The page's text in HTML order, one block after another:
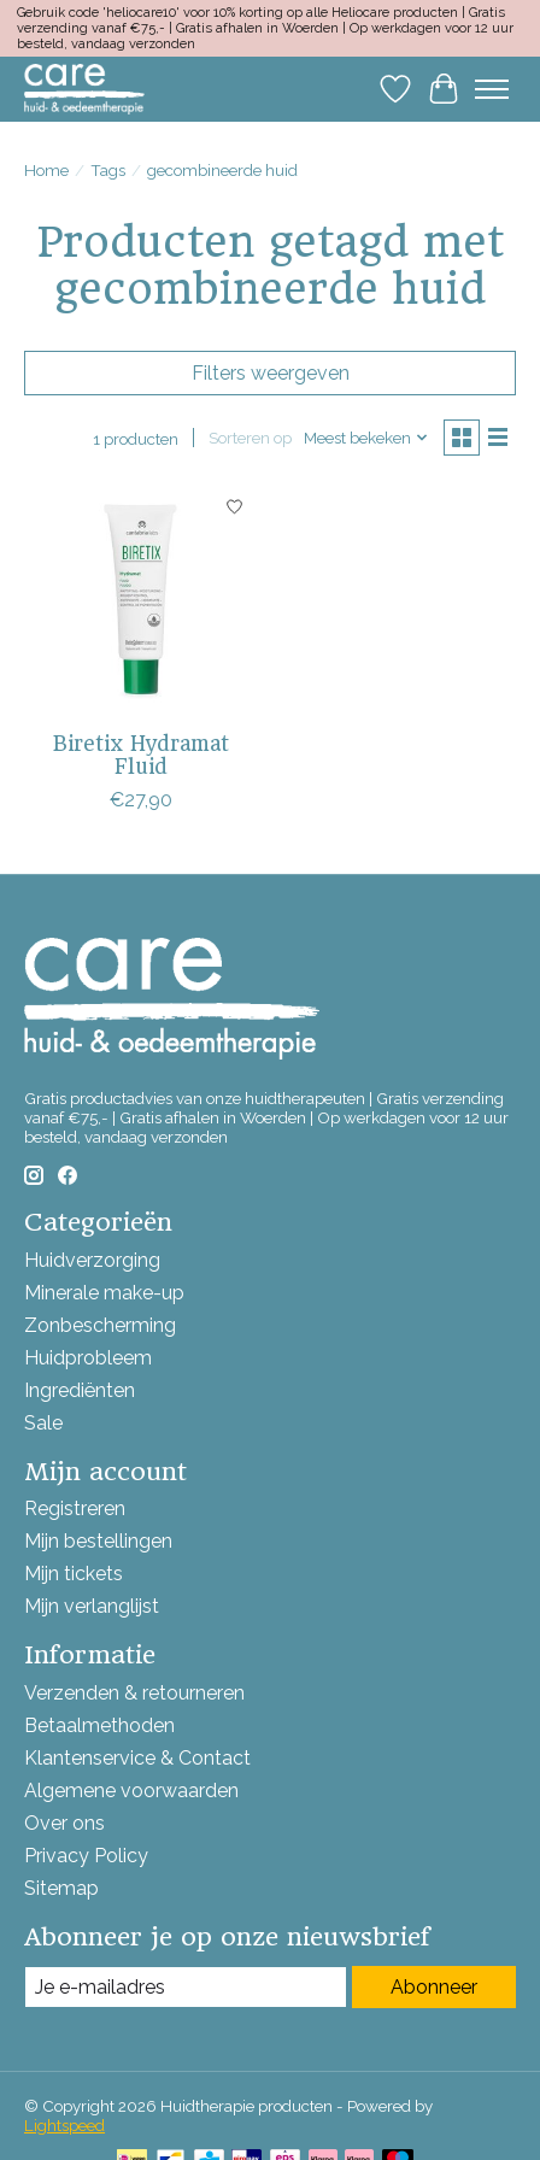
Gebruik code 'heliocare10' voor 10% korting op alle Heliocare producten | Gratis
verzending vanaf €75,- | Gratis afhalen in Woerden | Op werkdagen voor 12 uur
besteld, vandaag verzonden
Verlanglijst
Home / Tags / gecombineerde huid
Producten getagd met
gecombineerde huid
Filters weergeven
1 producten Sorteren op Meest bekeken
Biretix Hydramat
Fluid
€27,90
Gratis productadvies van onze huidtherapeuten | Gratis verzending
vanaf €75,- | Gratis afhalen in Woerden | Op werkdagen voor 12 uur
besteld, vandaag verzonden
Categorieën
Huidverzorging
Minerale make-up
Zonbescherming
Huidprobleem
Ingrediënten
Sale
Mijn account
Registreren
Mijn bestellingen
Mijn tickets
Mijn verlanglijst
Informatie
Verzenden & retourneren
Betaalmethoden
Klantenservice & Contact
Algemene voorwaarden
Over ons
Privacy Policy
Sitemap
Abonneer je op onze nieuwsbrief
Abonneer
© Copyright 2026 Huidtherapie producten - Powered by
Lightspeed